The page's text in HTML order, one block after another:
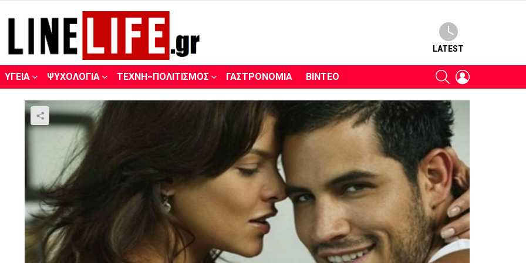
LATEST
ΥΓΕΊΑ ΨΥΧΟΛΟΓΊΑ ΤΈΧΝΗ-ΠΟΛΙΤΙΣΜΌΣ ΓΑΣΤΡΟΝΟΜΊΑ ΒΊΝΤΕΟ SEARCH